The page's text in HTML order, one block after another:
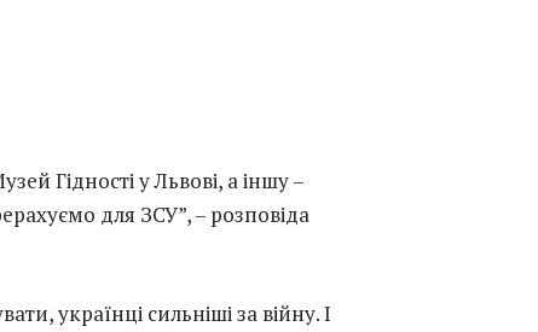
Гідності у Львові, а іншу –
для ЗСУ”, – розповіда
українці сильніші за війну. І